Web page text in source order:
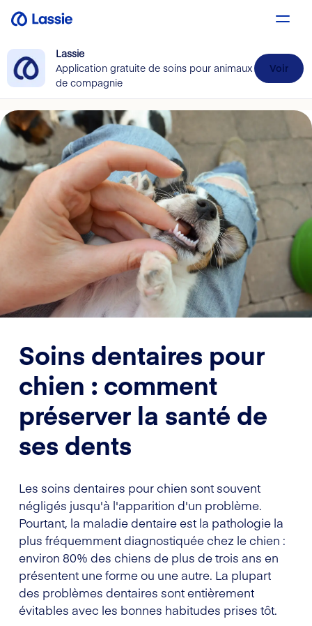
Lassie
Application gratuite de soins pour animaux
de compagnie
Voir
Soins dentaires pour
chien : comment
préserver la santé de
ses dents
Les soins dentaires pour chien sont souvent
négligés jusqu'à l'apparition d'un problème.
Pourtant, la maladie dentaire est la pathologie la
plus fréquemment diagnostiquée chez le chien :
environ 80% des chiens de plus de trois ans en
présentent une forme ou une autre. La plupart
des problèmes dentaires sont entièrement
évitables avec les bonnes habitudes prises tôt.